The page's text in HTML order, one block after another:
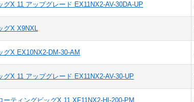
グX 11 アップグレード EX11NX2-AV-30DA-UP
グX X9NXL
グX EX10NX2-DM-30-AM
グX 11 アップグレード EX11NX2-AV-30-UP
ーティングビッグX 11 XF11NX2-HI-200-PM